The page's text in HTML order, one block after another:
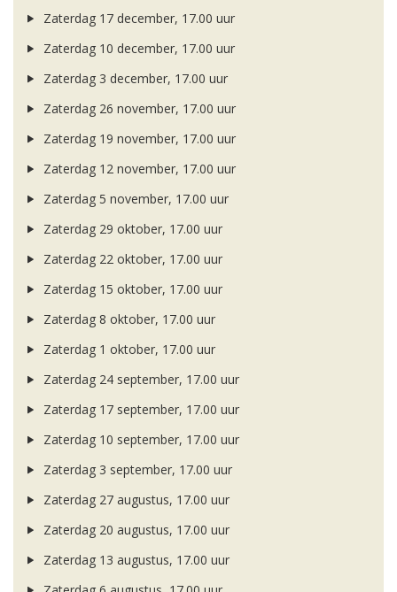
Zaterdag 17 december, 17.00 uur
Zaterdag 10 december, 17.00 uur
Zaterdag 3 december, 17.00 uur
Zaterdag 26 november, 17.00 uur
Zaterdag 19 november, 17.00 uur
Zaterdag 12 november, 17.00 uur
Zaterdag 5 november, 17.00 uur
Zaterdag 29 oktober, 17.00 uur
Zaterdag 22 oktober, 17.00 uur
Zaterdag 15 oktober, 17.00 uur
Zaterdag 8 oktober, 17.00 uur
Zaterdag 1 oktober, 17.00 uur
Zaterdag 24 september, 17.00 uur
Zaterdag 17 september, 17.00 uur
Zaterdag 10 september, 17.00 uur
Zaterdag 3 september, 17.00 uur
Zaterdag 27 augustus, 17.00 uur
Zaterdag 20 augustus, 17.00 uur
Zaterdag 13 augustus, 17.00 uur